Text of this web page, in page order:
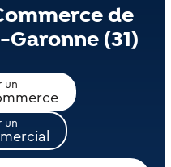
de
(31)
un
un